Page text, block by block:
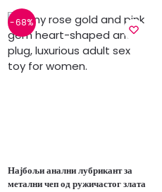
-68%
Најбољи анални лубрикант за
метални чеп од ружичастог злата